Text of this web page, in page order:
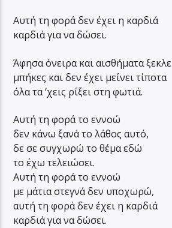
Αυτή τη φορά δεν έχει η καρδιά
καρδιά για να δώσει.
Άφησα όνειρα και αισθήματα
μπήκες και δεν έχει μείνει τίποτα
όλα τα ‘χεις ρίξει στη φωτιά.
Αυτή τη φορά το εννοώ
δεν κάνω ξανά το λάθος αυτό,
δε σε συγχωρώ το θέμα εδώ
το έχω τελειώσει.
Αυτή τη φορά το εννοώ
με μάτια στεγνά δεν υποχωρώ,
αυτή τη φορά δεν έχει η καρδιά
καρδιά για να δώσει.